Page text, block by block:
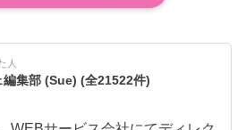
人
編集部 (Sue)(全21522件)